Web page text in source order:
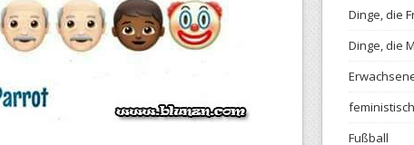
Dinge, die
Dinge, die
Fußball